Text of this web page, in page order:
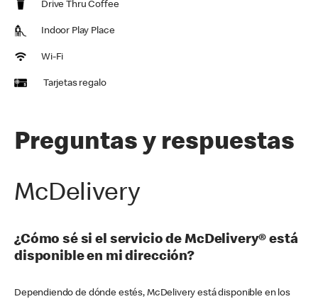
Drive Thru Coffee
Indoor Play Place
Wi-Fi
Tarjetas regalo
Preguntas y respuestas
McDelivery
¿Cómo sé si el servicio de McDelivery® está
disponible en mi dirección?
Dependiendo de dónde estés, McDelivery está disponible en los